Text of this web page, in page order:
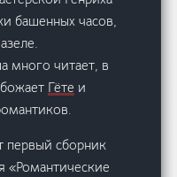
башенных часов,
много читает, в
Гёте и
первый сборник
«Романтические